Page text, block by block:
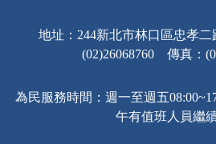
地址：244新北市林口區忠孝
(02)26068760 傳真：
為民服務時間：週一至週五
午有值班人員繼